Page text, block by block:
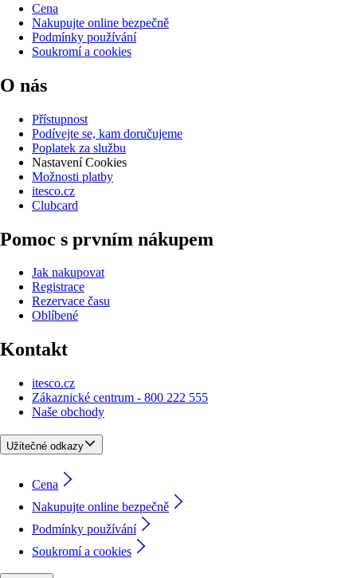
Cena
Nakupujte online bezpečně
Podmínky používání
Soukromí a cookies
O nás
Přístupnost
Podívejte se, kam doručujeme
Poplatek za službu
Nastavení Cookies
Možnosti platby
itesco.cz
Clubcard
Pomoc s prvním nákupem
Jak nakupovat
Registrace
Rezervace času
Oblíbené
Kontakt
itesco.cz
Zákaznické centrum - 800 222 555
Naše obchody
Užitečné odkazy
Cena
Nakupujte online bezpečně
Podmínky používání
Soukromí a cookies